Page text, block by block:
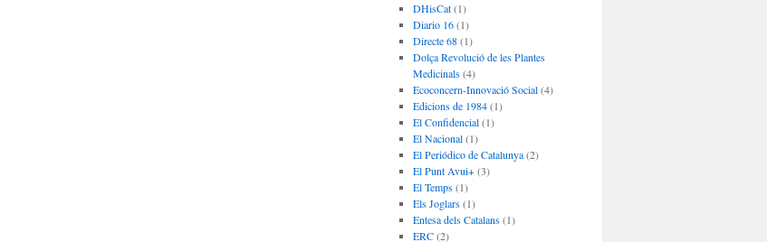
DHisCat(1)
Diario 16(1)
Directe 68(1)
Dolça Revolució de les Plantes
Medicinals(4)
Ecoconcern-Innovació Social(4)
Edicions de 1984(1)
El Confidencial(1)
El Nacional(1)
El Periódico de Catalunya(2)
El Punt Avui+(3)
El Temps(1)
Els Joglars(1)
Entesa dels Catalans(1)
ERC(2)